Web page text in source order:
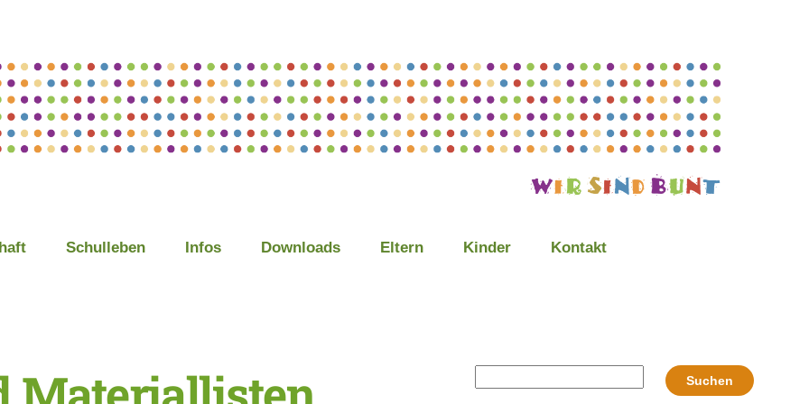
Schulleben Infos Downloads Eltern Kinder Kontakt
Suchen